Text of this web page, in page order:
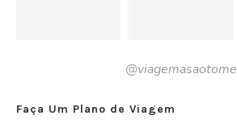
@viagemasaotome
Faça Um Plano de Viagem